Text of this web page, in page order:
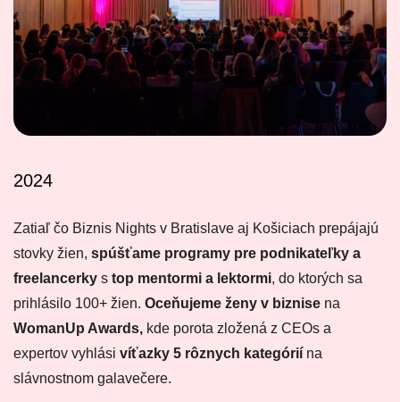
2024
Zatiaľ čo Biznis Nights v Bratislave aj Košiciach prepájajú
stovky žien, spúšťame programy pre podnikateľky a
freelancerky s top mentormi a lektormi, do ktorých sa
prihlásilo 100+ žien. Oceňujeme ženy v biznise na
WomanUp Awards, kde porota zložená z CEOs a
expertov vyhlási víťazky 5 rôznych kategórií na
slávnostnom galavečere.